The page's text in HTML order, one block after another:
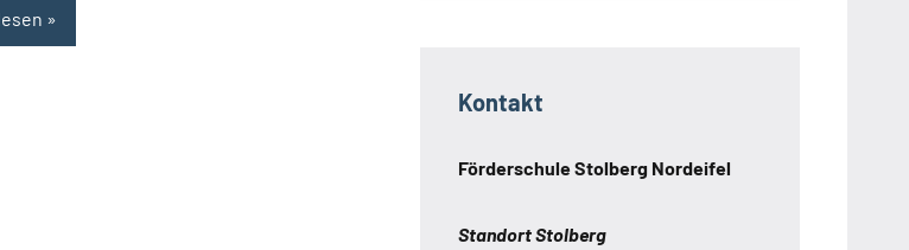
Kontakt
Förderschule Stolberg Nordeifel
Standort Stolberg